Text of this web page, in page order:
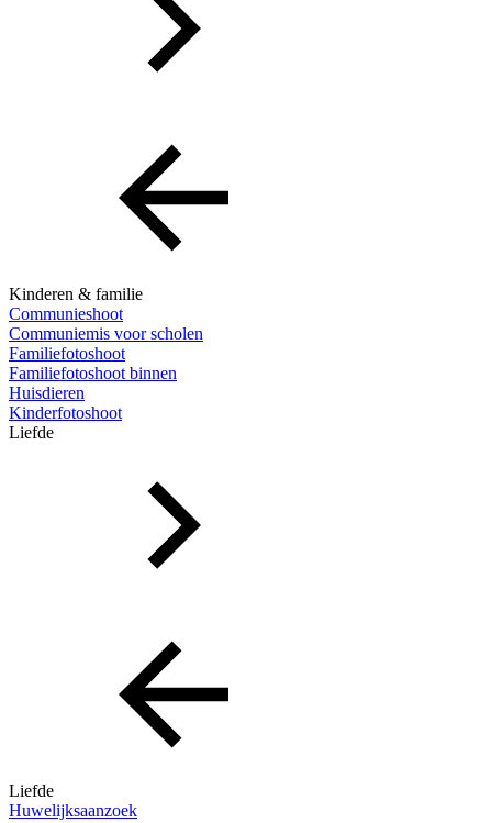
Kinderen & familie
Communieshoot
Communiemis voor scholen
Familiefotoshoot
Familiefotoshoot binnen
Huisdieren
Kinderfotoshoot
Liefde
Liefde
Huwelijksaanzoek